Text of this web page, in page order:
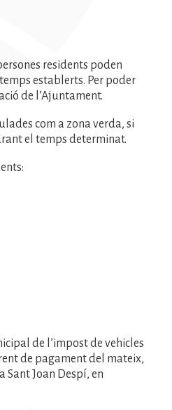
residents poden
establerts. Per poder
de l’Ajuntament.
com a zona verda, si
el temps determinat.
de l’impost de vehicles
de pagament del mateix,
Joan Despí, en